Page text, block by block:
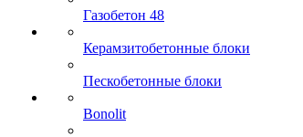
Газобетон 48
Керамзитобетонные блоки
Пескобетонные блоки
Bonolit